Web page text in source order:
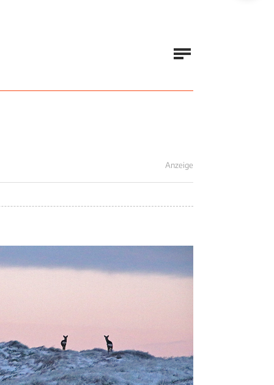
Anzeige